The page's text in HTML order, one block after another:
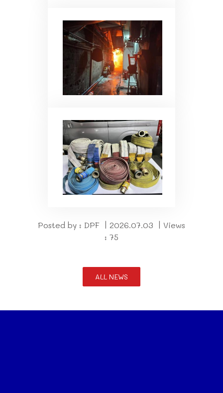
Posted by : DPF | 2026.07.03 | Views
: 75
ALL NEWS